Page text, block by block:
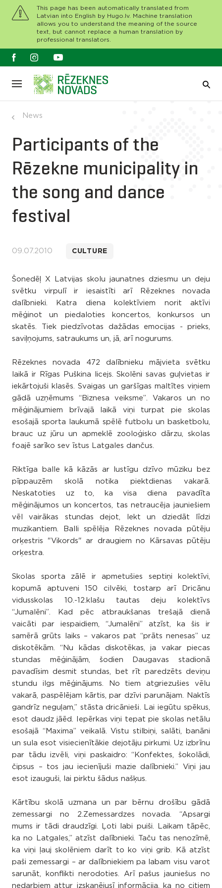
This page has been automatically translated from
Latvian into English by Hugo.lv. Machine translation
allows you to understand the meaning of the source
text, but cannot replace a human translation by
professional translators.
News
Participants of the
Rēzekne municipality in
the song and dance
festival
09.07.2010 CULTURE
Šonedēļ X Latvijas skolu jaunatnes dziesmu un deju
svētku virpulī ir iesaistīti arī Rēzeknes novada
dalībnieki. Katra diena kolektīviem norit aktīvi
mēģinot un piedaloties koncertos, konkursos un
skatēs. Tiek piedzīvotas dažādas emocijas - prieks,
saviļņojums, satraukums un, jā, arī nogurums.
Rēzeknes novada 472 dalībnieku mājvieta svētku
laikā ir Rīgas Puškina licejs. Skolēni savas guļvietas ir
iekārtojuši klasēs. Svaigas un garšīgas maltītes viņiem
gādā uzņēmums “Biznesa veiksme”. Vakaros un no
mēģinājumiem brīvajā laikā viņi turpat pie skolas
esošajā sporta laukumā spēlē futbolu un basketbolu,
brauc uz jūru un apmeklē zooloģisko dārzu, skolas
foajē sarīko sev īstus Latgales dančus.
Riktīga balle kā kāzās ar lustīgu dzīvo mūziku bez
pīppauzēm skolā notika piektdienas vakarā.
Neskatoties uz to, ka visa diena pavadīta
mēģinājumos un koncertos, tas netraucēja jauniešiem
vēl vairākas stundas dejot, lekt un dziedāt līdzi
muzikantiem. Balli spēlēja Rēzeknes novada pūtēju
orķestris "Vikords" ar draugiem no Kārsavas pūtēju
orķestra.
Skolas sporta zālē ir apmetušies septiņi kolektīvi,
kopumā aptuveni 150 cilvēki, tostarp arī Dricānu
vidusskolas 10.-12.klašu tautas deju kolektīvs
“Jumalēni”. Kad pēc atbraukšanas trešajā dienā
vaicāti par iespaidiem, “Jumalēni” atzīst, ka šis ir
samērā grūts laiks – vakaros pat “prāts nenesas” uz
diskotēkām. “Nu kādas diskotēkas, ja vakar piecas
stundas mēģinājām, šodien Daugavas stadionā
pavadīsim desmit stundas, bet rīt paredzēts deviņu
stundu ilgs mēģinājums. No tiem atgriezušies vēlu
vakarā, paspēlējam kārtis, par dzīvi parunājam. Naktīs
gandrīz neguļam,” stāsta dricānieši. Lai iegūtu spēkus,
esot daudz jāēd. Iepērkas viņi tepat pie skolas netālu
esošajā “Maxima” veikalā. Vistu stilbiņi, salāti, banāni
un sula esot visiecienītākie dejotāju pirkumi. Uz izbrīnu
par tādu izvēli, viņi paskaidro: “Konfektes, šokolādi,
čipsus – tos jau iecienījuši mazie dalībnieki.” Viņi jau
esot izauguši, lai pirktu šādus našķus.
Kārtību skolā uzmana un par bērnu drošību gādā
zemessargi no 2.Zemessardzes novada. “Apsargi
mums ir tādi draudzīgi. Ļoti labi puiši. Laikam tāpēc,
ka no Latgales,” atzīst dalībnieki. Taču tas nenozīmē,
ka viņi ļauj skolēniem darīt to ko viņi grib. Kā atzīst
paši zemessargi – ar dalībniekiem pa labam visu varot
sarunāt, konflikti nerodoties. Arī pašus jauniešus no
nedarbiem attur izskanējusī informācija, ka no citiem